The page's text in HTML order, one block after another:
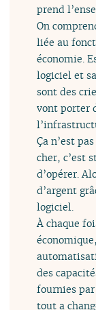
prend
On
liée au
économie.
logiciel et
sont des
vont porter
Ça n’est
cher, c’est
d’opérer.
d’argent
logiciel.
À chaque
des
fournies par
tout a